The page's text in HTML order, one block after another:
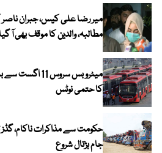
میر رضا علی کیس، جبران ناصر
مطالبہ، والدین کا موقف بھی آ
میٹرو بس سروس
کا حتمی نوٹس
حکومت سے مذاکرات ناکام، گڈز
جام ہڑتال شروع